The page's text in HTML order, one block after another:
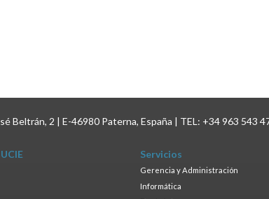
Beltrán, 2 | E-46980 Paterna, España | TEL: +34 963 543
UCIE Servicios
Gerencia y Administración
Informática